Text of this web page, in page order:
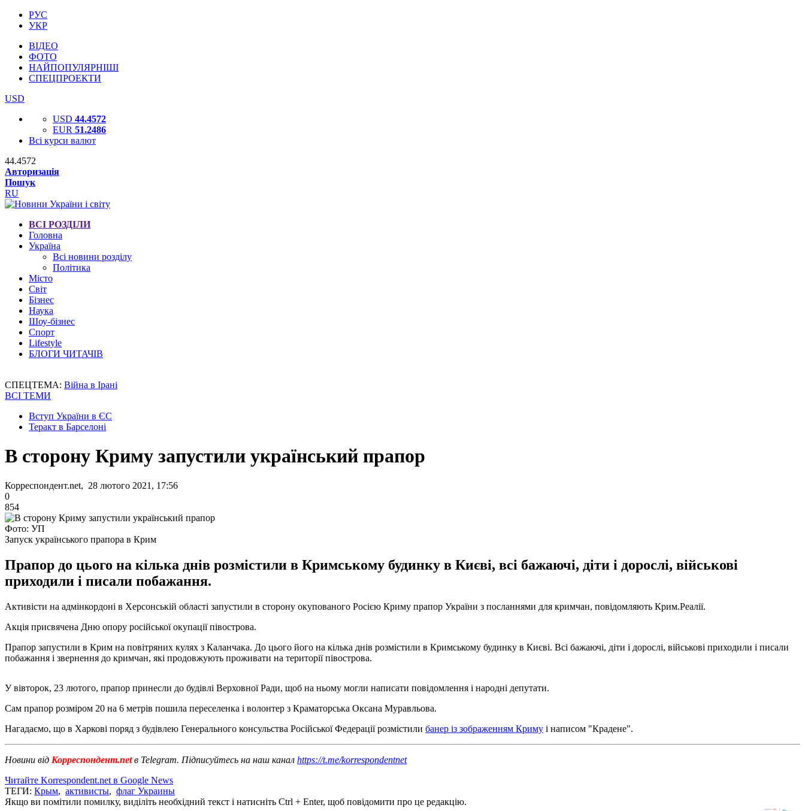
РУС
УКР
ВІДЕО
ФОТО
НАЙПОПУЛЯРНІШІ
СПЕЦПРОЕКТИ
USD
USD 44.4572
EUR 51.2486
Всі курси валют
44.4572
Авторизація
Пошук
RU
ВСІ РОЗДІЛИ
Головна
Україна
Всі новини розділу
Політика
Місто
Світ
Бізнес
Наука
Шоу-бізнес
Спорт
Lifestyle
БЛОГИ ЧИТАЧІВ
СПЕЦТЕМА: Війна в Ірані
ВСІ ТЕМИ
Вступ України в ЄС
Теракт в Барселоні
В сторону Криму запустили український прапор
Корреспондент.net, 28 лютого 2021, 17:56
0
854
Фото: УП
Запуск українського прапора в Крим
Прапор до цього на кілька днів розмістили в Кримському будинку в Києві, всі бажаючі, діти і дорослі, військові
приходили і писали побажання.
Активісти на адмінкордоні в Херсонській області запустили в сторону окупованого Росією Криму прапор України з посланнями для кримчан, повідомляють Крим.Реалії.
Акція присвячена Дню опору російської окупації півострова.
Прапор запустили в Крим на повітряних кулях з Каланчака. До цього його на кілька днів розмістили в Кримському будинку в Києві. Всі бажаючі, діти і дорослі, військові приходили і писали
побажання і звернення до кримчан, які продовжують проживати на території півострова.
У вівторок, 23 лютого, прапор принесли до будівлі Верховної Ради, щоб на ньому могли написати повідомлення і народні депутати.
Сам прапор розміром 20 на 6 метрів пошила переселенка і волонтер з Краматорська Оксана Муравльова.
Нагадаємо, що в Харкові поряд з будівлею Генерального консульства Російської Федерації розмістили банер із зображенням Криму і написом "Крадене".
Новини від Корреспондент.netв Telegram. Підписуйтесь на наш канал https://t.me/korrespondentnet
Читайте Korrespondent.net в Google News
ТЕГИ: Крым, активисты, флаг Украины
Якщо ви помітили помилку, виділіть необхідний текст і натисніть Ctrl + Enter, щоб повідомити про це редакцію.